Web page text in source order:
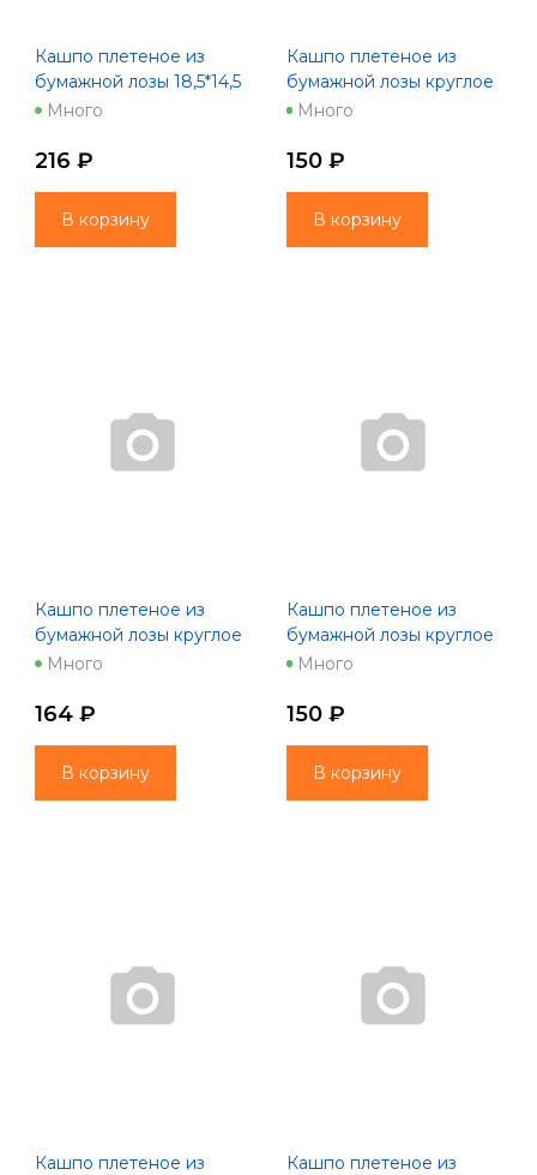
Кашпо плетеное из
бумажной лозы 18,5*14,5
см, натуральный
Много
216 ₽
В корзину
Кашпо плетеное из
бумажной лозы круглое
14*9,5*11 см, белый
Много
150 ₽
В корзину
Кашпо плетеное из
бумажной лозы круглое
14*9,5*11 см, белый с
Много
164 ₽
В корзину
Кашпо плетеное из
бумажной лозы круглое
14*9,5*11 см, красный с
Много
150 ₽
В корзину
Кашпо плетеное из
Кашпо плетеное из